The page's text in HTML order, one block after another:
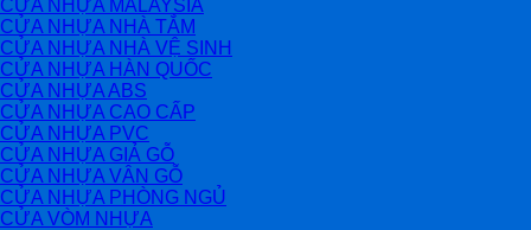
CỬA NHỰA MALAYSIA
CỬA NHỰA NHÀ TẮM
CỬA NHỰA NHÀ VỆ SINH
CỬA NHỰA HÀN QUỐC
CỬA NHỰA ABS
CỬA NHỰA CAO CẤP
CỬA NHỰA PVC
CỬA NHỰA GIẢ GỖ
CỬA NHỰA VÂN GỖ
CỬA NHỰA PHÒNG NGỦ
CỬA VÒM NHỰA